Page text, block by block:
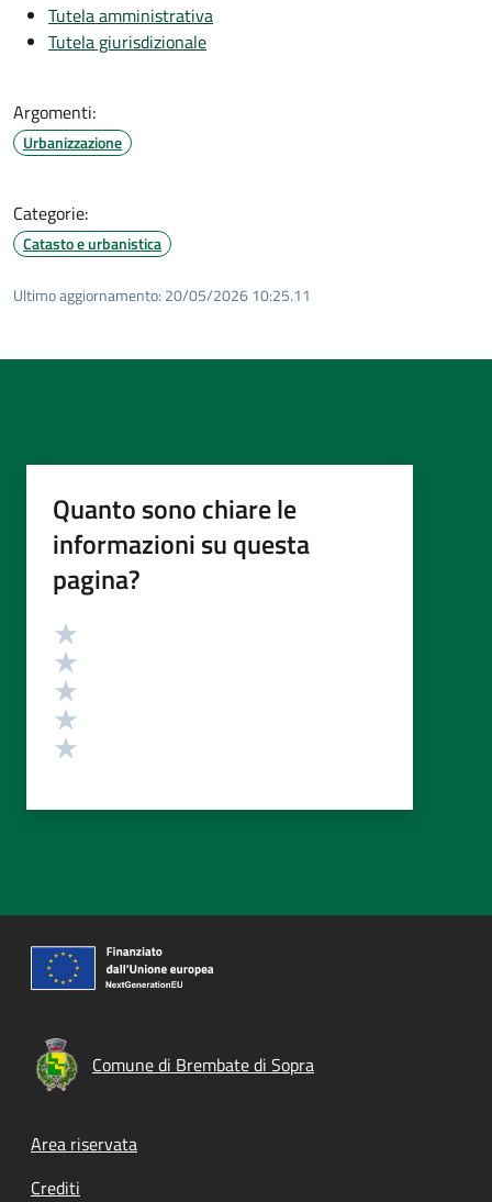
Tutela amministrativa
Tutela giurisdizionale
Argomenti:
Urbanizzazione
Categorie:
Catasto e urbanistica
Ultimo aggiornamento: 20/05/2026 10:25.11
Quanto sono chiare le
informazioni su questa
pagina?
Valutazione
Comune di Brembate di Sopra
Footer menu
Area riservata
Crediti